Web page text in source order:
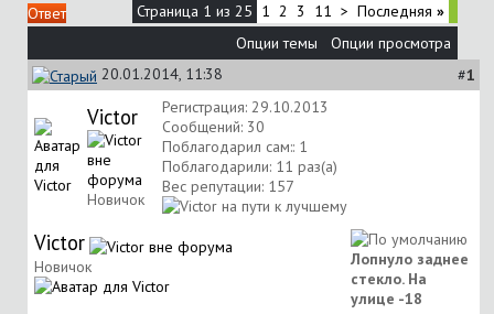
Ответ Страница 1 из 25 1 2 3 11 > Последняя »
Опции темы
Опции просмотра
20.01.2014, 11:38
#1
Victor
Новичок
Регистрация: 29.10.2013
Сообщений: 30
Поблагодарил сам:: 1
Поблагодарили: 11 раз(а)
Вес репутации: 157
Victor
Новичок
Лопнуло заднее
стекло. На
улице -18